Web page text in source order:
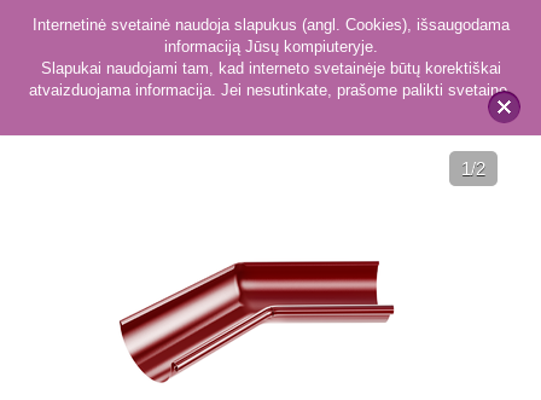
x
Internetinė svetainė naudoja slapukus (angl. Cookies), išsaugodama
informaciją Jūsų kompiuteryje.
Slapukai naudojami tam, kad interneto svetainėje būtų korektiškai
atvaizduojama informacija. Jei nesutinkate, prašome palikti svetainę.
Kampai 177
1/2